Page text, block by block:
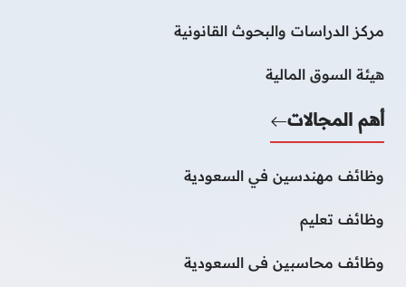
مركز الدراسات والبحوث القانونية
هيئة السوق المالية
أهم المجالات
وظائف مهندسين في السعودية
وظائف تعليم
وظائف محاسبين فى السعودية